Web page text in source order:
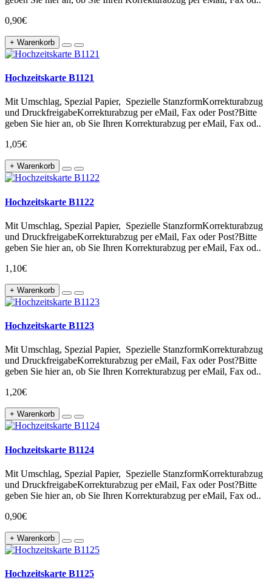
0,90€
+ Warenkorb
Hochzeitskarte B1121
Mit Umschlag, Spezial Papier, Spezielle StanzformKorrekturabzug
und DruckfreigabeKorrekturabzug per eMail, Fax oder Post?Bitte
geben Sie hier an, ob Sie Ihren Korrekturabzug per eMail, Fax od..
1,05€
+ Warenkorb
Hochzeitskarte B1122
Mit Umschlag, Spezial Papier, Spezielle StanzformKorrekturabzug
und DruckfreigabeKorrekturabzug per eMail, Fax oder Post?Bitte
geben Sie hier an, ob Sie Ihren Korrekturabzug per eMail, Fax od..
1,10€
+ Warenkorb
Hochzeitskarte B1123
Mit Umschlag, Spezial Papier, Spezielle StanzformKorrekturabzug
und DruckfreigabeKorrekturabzug per eMail, Fax oder Post?Bitte
geben Sie hier an, ob Sie Ihren Korrekturabzug per eMail, Fax od..
1,20€
+ Warenkorb
Hochzeitskarte B1124
Mit Umschlag, Spezial Papier, Spezielle StanzformKorrekturabzug
und DruckfreigabeKorrekturabzug per eMail, Fax oder Post?Bitte
geben Sie hier an, ob Sie Ihren Korrekturabzug per eMail, Fax od..
0,90€
+ Warenkorb
Hochzeitskarte B1125